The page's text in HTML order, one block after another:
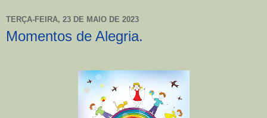
TERÇA-FEIRA, 23 DE MAIO DE 2023
Momentos de Alegria.